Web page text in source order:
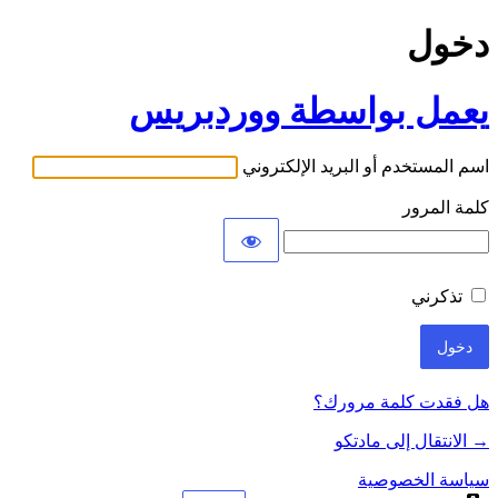
دخول
يعمل بواسطة ووردبريس
اسم المستخدم أو البريد الإلكتروني
كلمة المرور
تذكرني
هل فقدت كلمة مرورك؟
→ الانتقال إلى مادتكو
سياسة الخصوصية